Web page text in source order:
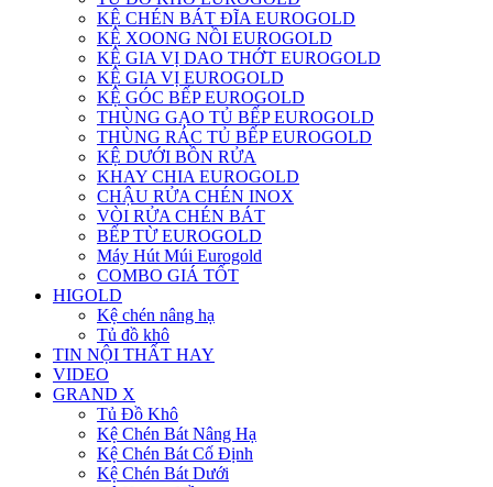
KỆ CHÉN BÁT ĐĨA EUROGOLD
KỆ XOONG NỒI EUROGOLD
KỆ GIA VỊ DAO THỚT EUROGOLD
KỆ GIA VỊ EUROGOLD
KỆ GÓC BẾP EUROGOLD
THÙNG GẠO TỦ BẾP EUROGOLD
THÙNG RÁC TỦ BẾP EUROGOLD
KỆ DƯỚI BỒN RỬA
KHAY CHIA EUROGOLD
CHẬU RỬA CHÉN INOX
VÒI RỬA CHÉN BÁT
BẾP TỪ EUROGOLD
Máy Hút Múi Eurogold
COMBO GIÁ TỐT
HIGOLD
Kệ chén nâng hạ
Tủ đồ khô
TIN NỘI THẤT HAY
VIDEO
GRAND X
Tủ Đồ Khô
Kệ Chén Bát Nâng Hạ
Kệ Chén Bát Cố Định
Kệ Chén Bát Dưới